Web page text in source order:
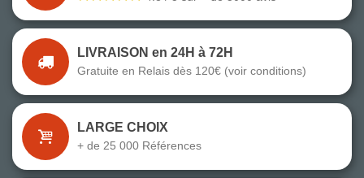
LIVRAISON en 24H à 72H
Gratuite en Relais dès 120€ (voir conditions)
LARGE CHOIX
+ de 25 000 Références